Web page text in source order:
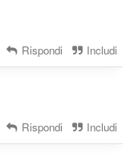
Rispondi Includi
Rispondi Includi